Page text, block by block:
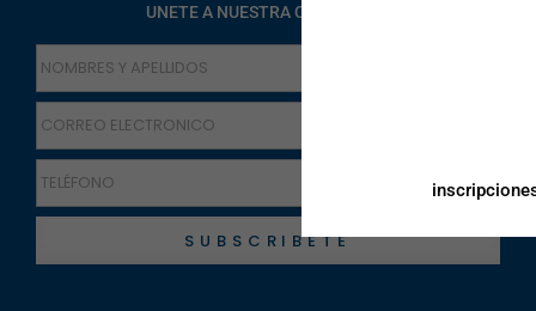
UNETE A NUESTRA COMUNIDAD
SUBSCRIBETE